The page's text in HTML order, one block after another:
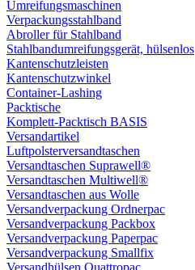
Umreifungsmaschinen
Verpackungsstahlband
Abroller für Stahlband
Stahlbandumreifungsgerät, hülsenlos
Kantenschutzleisten
Kantenschutzwinkel
Container-Lashing
Packtische
Komplett-Packtisch BASIS
Versandartikel
Luftpolsterversandtaschen
Versandtaschen Suprawell®
Versandtaschen Multiwell®
Versandtaschen aus Wolle
Versandverpackung Ordnerpac
Versandverpackung Packbox
Versandverpackung Paperpac
Versandverpackung Smallfix
Versandhülsen Quattropac